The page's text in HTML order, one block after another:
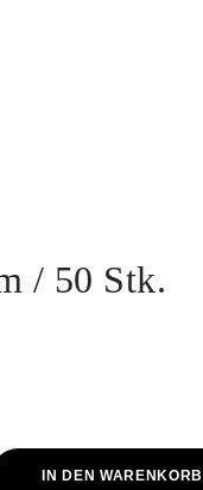
/ 50 Stk.
IN DEN WARENKORB